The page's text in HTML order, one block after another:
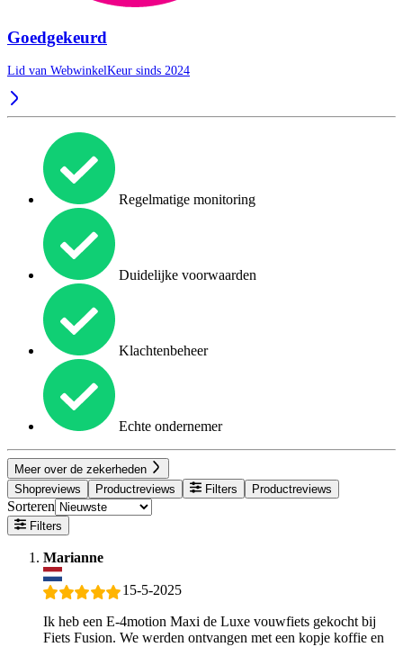
Goedgekeurd
Lid van WebwinkelKeur sinds 2024
Regelmatige monitoring
Duidelijke voorwaarden
Klachtenbeheer
Echte ondernemer
Meer over de zekerheden
Shopreviews
Productreviews Filters Productreviews
Sorteren
Filters
Marianne
15-5-2025
Ik heb een E-4motion Maxi de Luxe vouwfiets gekocht bij
Fiets Fusion. We werden ontvangen met een kopje koffie en